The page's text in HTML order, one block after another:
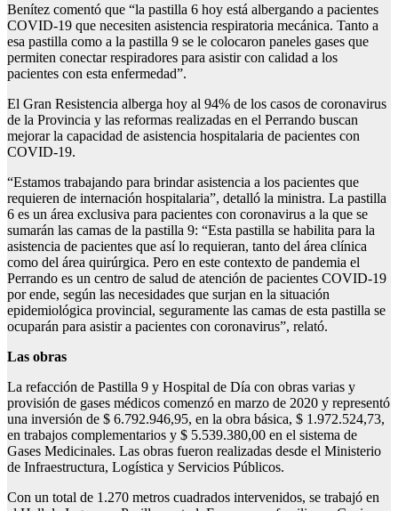
Benítez comentó que “la pastilla 6 hoy está albergando a pacientes
COVID-19 que necesiten asistencia respiratoria mecánica. Tanto a
esa pastilla como a la pastilla 9 se le colocaron paneles gases que
permiten conectar respiradores para asistir con calidad a los
pacientes con esta enfermedad”.
El Gran Resistencia alberga hoy al 94% de los casos de coronavirus
de la Provincia y las reformas realizadas en el Perrando buscan
mejorar la capacidad de asistencia hospitalaria de pacientes con
COVID-19.
“Estamos trabajando para brindar asistencia a los pacientes que
requieren de internación hospitalaria”, detalló la ministra. La pastilla
6 es un área exclusiva para pacientes con coronavirus a la que se
sumarán las camas de la pastilla 9: “Esta pastilla se habilita para la
asistencia de pacientes que así lo requieran, tanto del área clínica
como del área quirúrgica. Pero en este contexto de pandemia el
Perrando es un centro de salud de atención de pacientes COVID-19
por ende, según las necesidades que surjan en la situación
epidemiológica provincial, seguramente las camas de esta pastilla se
ocuparán para asistir a pacientes con coronavirus”, relató.
Las obras
La refacción de Pastilla 9 y Hospital de Día con obras varias y
provisión de gases médicos comenzó en marzo de 2020 y representó
una inversión de $ 6.792.946,95, en la obra básica, $ 1.972.524,73,
en trabajos complementarios y $ 5.539.380,00 en el sistema de
Gases Medicinales. Las obras fueron realizadas desde el Ministerio
de Infraestructura, Logística y Servicios Públicos.
Con un total de 1.270 metros cuadrados intervenidos, se trabajó en